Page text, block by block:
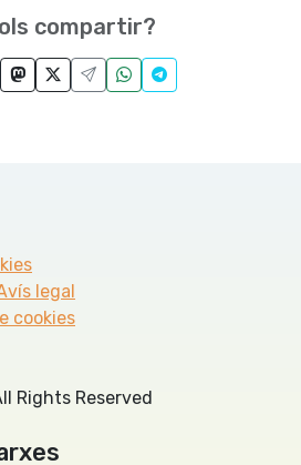
compartir?
legal
cookies
Rights Reserved